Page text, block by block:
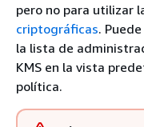
pero no para utilizar
criptográficas.
la lista de
KMS en la vista
política.